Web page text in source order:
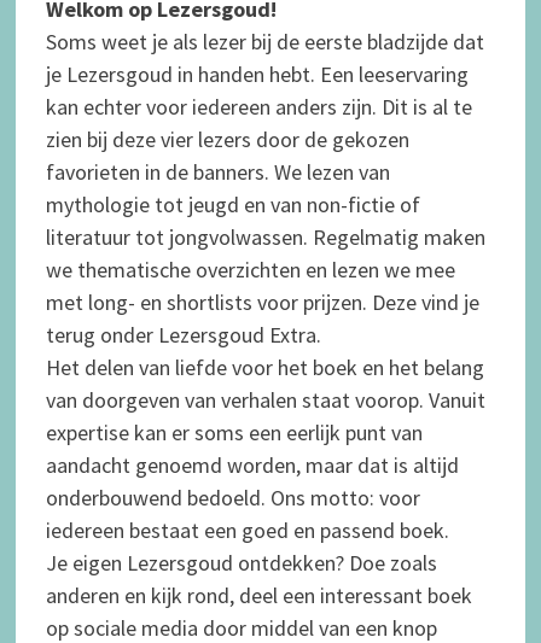
Welkom op Lezersgoud!
Soms weet je als lezer bij de eerste bladzijde dat
je Lezersgoud in handen hebt. Een leeservaring
kan echter voor iedereen anders zijn. Dit is al te
zien bij deze vier lezers door de gekozen
favorieten in de banners. We lezen van
mythologie tot jeugd en van non-fictie of
literatuur tot jongvolwassen. Regelmatig maken
we thematische overzichten en lezen we mee
met long- en shortlists voor prijzen. Deze vind je
terug onder Lezersgoud Extra.
Het delen van liefde voor het boek en het belang
van doorgeven van verhalen staat voorop. Vanuit
expertise kan er soms een eerlijk punt van
aandacht genoemd worden, maar dat is altijd
onderbouwend bedoeld. Ons motto: voor
iedereen bestaat een goed en passend boek.
Je eigen Lezersgoud ontdekken? Doe zoals
anderen en kijk rond, deel een interessant boek
op sociale media door middel van een knop